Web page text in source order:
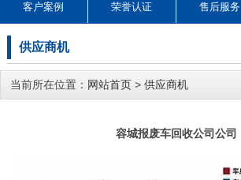
客户案例 荣誉认证 售后服务
供应商机
当前所在位置： 网站首页 > 供应商机
容城报废车回收公司公司